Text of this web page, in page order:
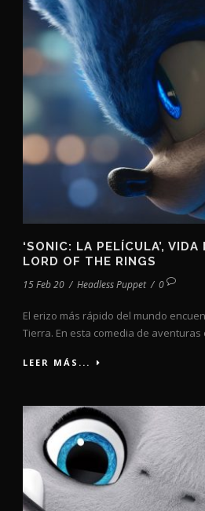
‘SONIC: LA PELÍCULA’,
LORD OF THE RINGS
15 Feb 20 / Headless Puppet / 0
El erizo más rápido del mundo
Tierra. En esta comedia de aventuras
LEER MÁS...